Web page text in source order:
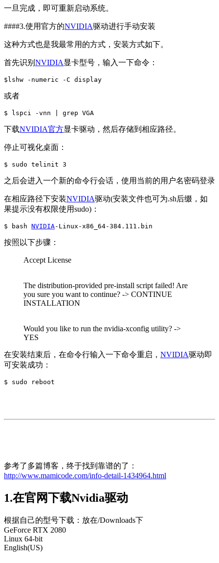
一旦完成，即可重新启动系统。
####3.使用官方的NVIDIA驱动进行手动安装
这种方式也是我最常用的方式，安装方式如下。
首先识别 NVIDIA 显卡型号，输入一下命令：
$lshw -numeric -C display
或者
$ lspci -vnn | grep VGA
下载NVIDIA官方显卡驱动，然后存储到相应路径。
停止可视化桌面：
之后会进入一个新的命令行会话，使用当前的用户名密码登录
在相应路径下安装NVIDIA驱动(安装文件也可为.sh后缀，如
果提示没有权限使用sudo)：
$ bash NVIDIA-Linux-x86_64-384.111.bin
按照以下步骤：
Accept License
The distribution-provided pre-install script failed! Are
you sure you want to continue? -> CONTINUE
INSTALLATION
Would you like to run the nvidia-xconfig utility? ->
YES
在安装结束后，在命令行输入一下命令重启， NVIDIA驱动即
可安装成功：
$ sudo reboot
参考了多篇博客，终于找到靠谱的了：
http://www.mamicode.com/info-detail-1434964.html
1.在官网下载Nvidia驱动
根据自己的型号下载：放在/Downloads下
GeForce RTX 2080
Linux 64-bit
English(US)